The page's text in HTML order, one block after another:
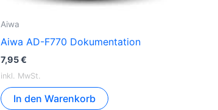
Aiwa
Aiwa AD-F770 Dokumentation
7,95€
inkl. MwSt.
In den Warenkorb